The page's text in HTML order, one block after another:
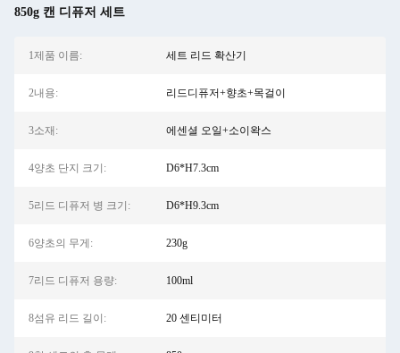
850g 캔 디퓨저 세트
1제품 이름: 세트 리드 확산기
2내용: 리드디퓨저+향초+목걸이
3소재: 에센셜 오일+소이왁스
4양초 단지 크기: D6*H7.3cm
5리드 디퓨저 병 크기: D6*H9.3cm
6양초의 무게: 230g
7리드 디퓨저 용량: 100ml
8섬유 리드 길이: 20 센티미터